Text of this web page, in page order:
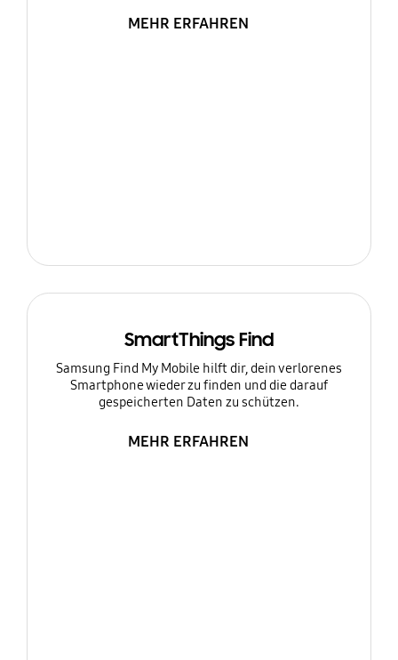
MEHR ERFAHREN
SmartThings Find
Samsung Find My Mobile hilft dir, dein verlorenes
Smartphone wieder zu finden und die darauf
gespeicherten Daten zu schützen.
MEHR ERFAHREN